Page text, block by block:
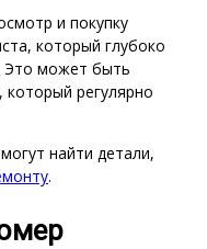
и покупку
который глубоко
Это может быть
регулярно
найти детали,
.